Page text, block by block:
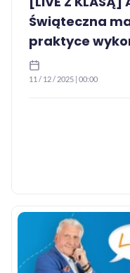
Świąteczna
praktyce
Canvie
11 / 12 / 2025 | 00:00